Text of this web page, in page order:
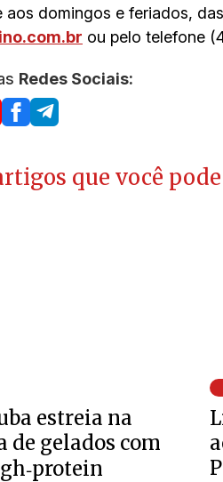
aos domingos e feriados,
ou pelo telefone
Redes Sociais:
que você
estreia na
de gelados com